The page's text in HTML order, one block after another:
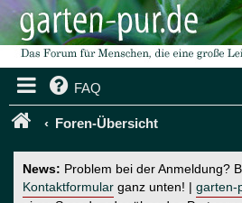
FAQ
Foren-Übersicht
News: Problem bei der Anmeldung?
Kontaktformular ganz unten! | garten-